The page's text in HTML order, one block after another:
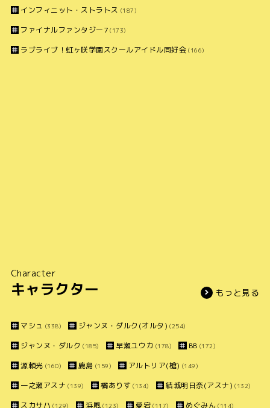
インフィニット・ストラトス (187)
ファイナルファンタジー7 (173)
ラブライブ！虹ヶ咲学園スクールアイドル同好会 (166)
Character
キャラクター もっと見る
マシュ (338) ジャンヌ・ダルク(オルタ) (254)
ジャンヌ・ダルク (185) 早瀬ユウカ (178) BB (172)
源頼光 (160) 鹿島 (159) アルトリア(槍) (149)
一之瀬アスナ (139) 橘ありす (134) 結城明日奈(アスナ) (132)
スカサハ (129) 浜風 (123) 愛宕 (117) めぐみん (114)